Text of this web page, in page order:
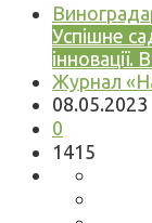
Успішне
Журнал
08.05.2023
0
1415